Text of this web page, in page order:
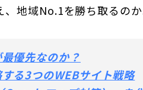
地域No.1を勝ち取るの
優先なのか？
る3つのWEBサイト戦略